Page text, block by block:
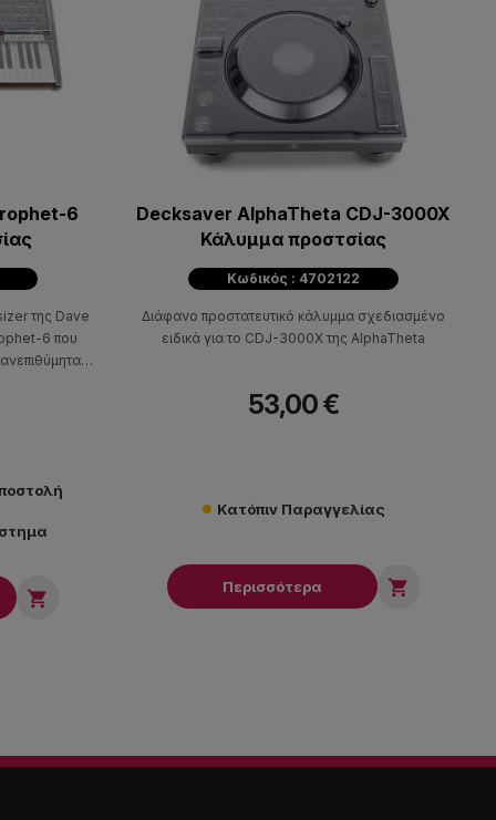
6
της Dave
6 που

Decksaver AlphaTheta CDJ-3000X
Κάλυμμα προστσίας
Κωδικός : 4702122
Διάφανο προστατευτικό κάλυμμα σχεδιασμένο
ειδικά για το CDJ-3000X της AlphaTheta
53,00 €
Κατόπιν Παραγγελίας
Περισσότερα 